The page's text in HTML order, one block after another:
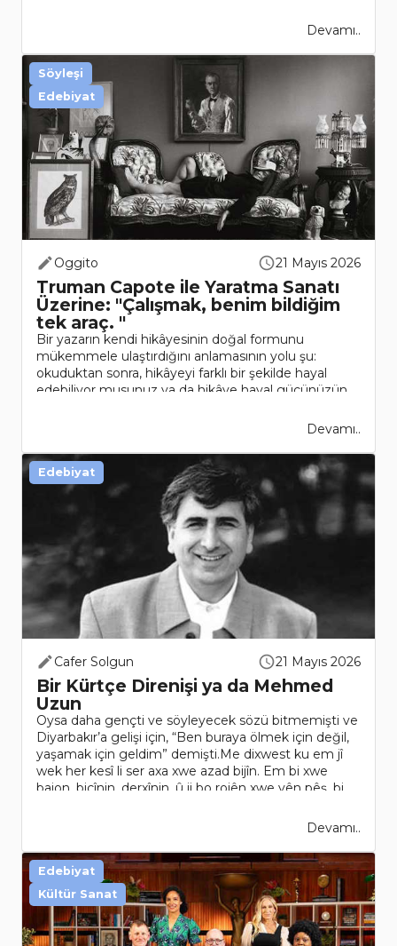
Devamı..
Oggito 21 Mayıs 2026
Truman Capote ile Yaratma Sanatı
Üzerine: "Çalışmak, benim bildiğim
tek araç. "
Bir yazarın kendi hikâyesinin doğal formunu
mükemmele ulaştırdığını anlamasının yolu şu:
okuduktan sonra, hikâyeyi farklı bir şekilde hayal
edebiliyor musunuz ya da hikâye hayal gücünüzün
Devamı..
Söyleşi
Edebiyat
Cafer Solgun 21 Mayıs 2026
Bir Kürtçe Direnişi ya da Mehmed
Uzun
Oysa daha gençti ve söyleyecek sözü bitmemişti ve
Diyarbakır’a gelişi için, “Ben buraya ölmek için değil,
yaşamak için geldim” demişti.Me dixwest ku em jî
wek her kesî li ser axa xwe azad bijîn. Em bi xwe
bajon, biçînin, derxînin, û ji bo rojên xwe yên pêş, bi
Devamı..
Edebiyat
Edebiyat
Kültür Sanat